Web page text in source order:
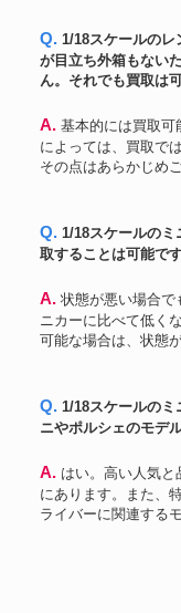
Q. 1/18スケールのレンジローバーを持っているのですが、汚れ
が目立ち外箱もない
ん。それでも買取は
A. 基本的には買取可能だと考えられます。しかし、状態の悪さ
によっては、買取で
その点はあらかじめ
Q. 1/18スケールのミニカーにおいて、状態が悪い場合でも、買
取することは可能で
A. 状態が悪い場合でも買取可能ですが、査定額は状態の良いミ
ニカーに比べて低く
可能な場合は、状態
Q. 1/18スケールのミニカーにおいて、AUTOartのランボルギー
ニやポルシェのモデ
A. はい。高い人気と品質のため、比較的高価で買取される傾向
にあります。また、
ライバーに関連する